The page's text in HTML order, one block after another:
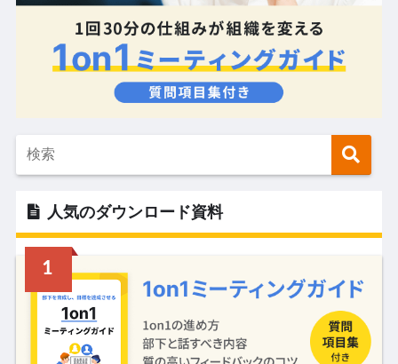
人気のダウンロード資料